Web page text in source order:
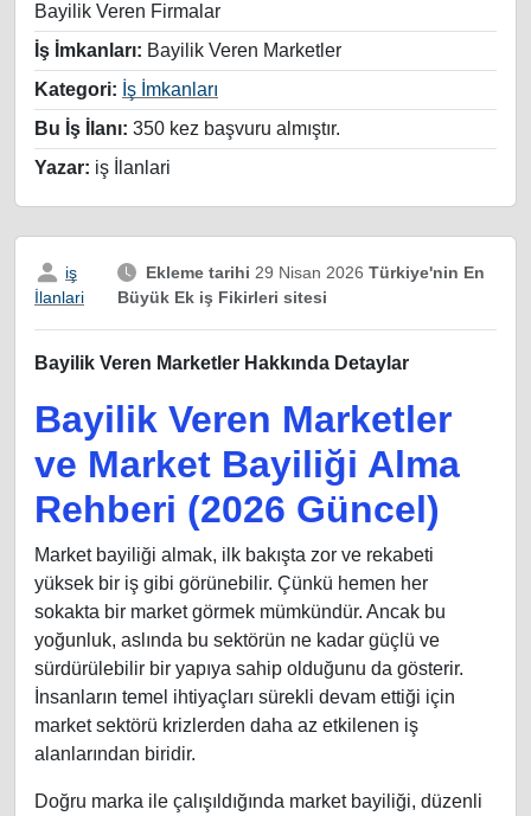
Bayilik Veren Firmalar
İş İmkanları: Bayilik Veren Marketler
Kategori: İş İmkanları
Bu İş İlanı: 350 kez başvuru almıştır.
Yazar: iş İlanlari
iş
İlanlari
Ekleme tarihi 29 Nisan 2026 Türkiye'nin En
Büyük Ek iş Fikirleri sitesi
Bayilik Veren Marketler Hakkında Detaylar
Bayilik Veren Marketler
ve Market Bayiliği Alma
Rehberi (2026 Güncel)
Market bayiliği almak, ilk bakışta zor ve rekabeti
yüksek bir iş gibi görünebilir. Çünkü hemen her
sokakta bir market görmek mümkündür. Ancak bu
yoğunluk, aslında bu sektörün ne kadar güçlü ve
sürdürülebilir bir yapıya sahip olduğunu da gösterir.
İnsanların temel ihtiyaçları sürekli devam ettiği için
market sektörü krizlerden daha az etkilenen iş
alanlarından biridir.
Doğru marka ile çalışıldığında market bayiliği, düzenli